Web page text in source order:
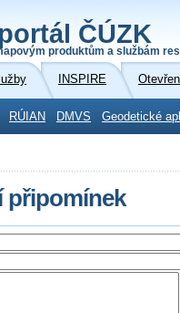
ČÚZK
produktům a službám
INSPIRE
RÚIAN DMVS Geodetické
připomínek